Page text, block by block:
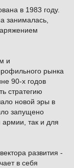
в 1983 году.
занималась,
и
рынка
90-х годов
стратегию
новой эры в
запущено
армии, так и для
развития -
в себя